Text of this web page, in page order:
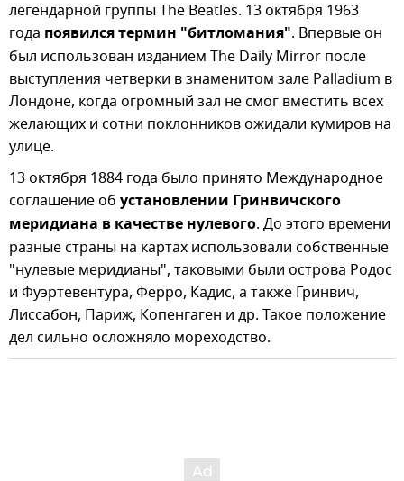
легендарной группы The Beatles. 13 октября 1963
года появился термин "битломания". Впервые он
был использован изданием The Daily Mirror после
выступления четверки в знаменитом зале Palladium в
Лондоне, когда огромный зал не смог вместить всех
желающих и сотни поклонников ожидали кумиров на
улице.
13 октября 1884 года было принято Международное
соглашение об установлении Гринвичского
меридиана в качестве нулевого. До этого времени
разные страны на картах использовали собственные
"нулевые меридианы", таковыми были острова Родос
и Фуэртевентура, Ферро, Кадис, а также Гринвич,
Лиссабон, Париж, Копенгаген и др. Такое положение
дел сильно осложняло мореходство.